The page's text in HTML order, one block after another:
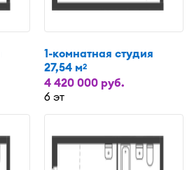
1-комнатная студия
27,54 м2
4 420 000 руб.
6 эт